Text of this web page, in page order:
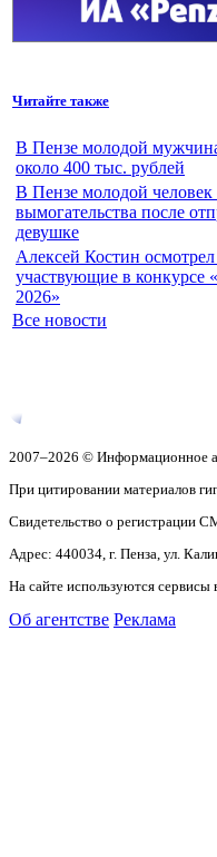
Читайте также
В Пензе молодой
около 400 тыс. рублей
В Пензе молодой человек
вымогательства после
девушке
Алексей Костин
участвующие в
2026»
Все новости
2007–2026 © Информационное
При цитировании материалов
Свидетельство о регистрации
Адрес: 440034, г. Пенза, ул.
На сайте используются
Об агентстве Реклама